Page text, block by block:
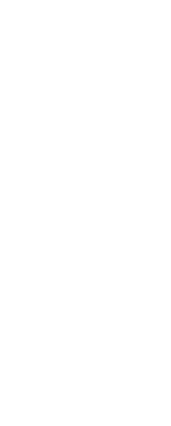
Coburger Agrartechnik-
Vervaet GülleTrac & John Deere Traktoren